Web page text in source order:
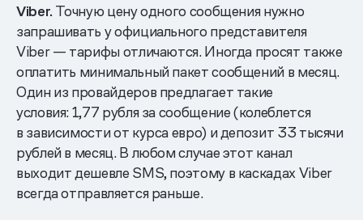
Viber. Точную цену одного сообщения нужно
запрашивать у официального представителя
Viber — тарифы отличаются. Иногда просят также
оплатить минимальный пакет сообщений в месяц.
Один из провайдеров предлагает такие
условия: 1,77 рубля за сообщение (колеблется
в зависимости от курса евро) и депозит 33 тысячи
рублей в месяц. В любом случае этот канал
выходит дешевле SMS, поэтому в каскадах Viber
всегда отправляется раньше.